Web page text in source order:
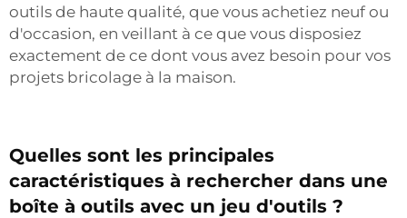
outils de haute qualité, que vous achetiez neuf ou
d'occasion, en veillant à ce que vous disposiez
exactement de ce dont vous avez besoin pour vos
projets bricolage à la maison.
Quelles sont les principales
caractéristiques à rechercher dans une
boîte à outils avec un jeu d'outils ?